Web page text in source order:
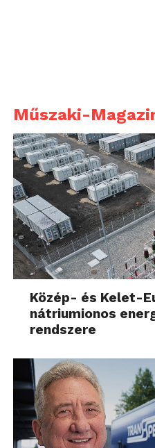
Műszaki-
Közép- és Kelet-
nátriumionos
rendszere